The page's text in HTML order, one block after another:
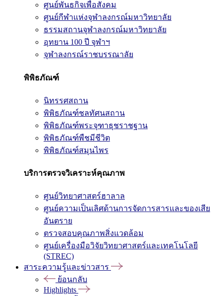
ศูนย์พันธกิจเพื่อสังคม
ศูนย์กีฬาแห่งจุฬาลงกรณ์มหาวิทยาลัย
ธรรมสถานจุฬาลงกรณ์มหาวิทยาลัย
อุทยาน 100 ปี จุฬาฯ
จุฬาลงกรณ์ราชบรรณาลัย
พิพิธภัณฑ์
นิทรรศสถาน
พิพิธภัณฑ์ชลทัศนสถาน
พิพิธภัณฑ์พระจุฑาธุชราชฐาน
พิพิธภัณฑ์พืชมีชีวิต
พิพิธภัณฑ์สมุนไพร
บริการตรวจวิเคราะห์คุณภาพ
ศูนย์วิทยาศาสตร์ฮาลาล
ศูนย์ความเป็นเลิศด้านการจัดการสารและของเสีย
อันตราย
ตรวจสอบคุณภาพสิ่งแวดล้อม
ศูนย์เครื่องมือวิจัยวิทยาศาสตร์และเทคโนโลยี
(STREC)
สาระความรู้และข่าวสาร
ย้อนกลับ
Highlights